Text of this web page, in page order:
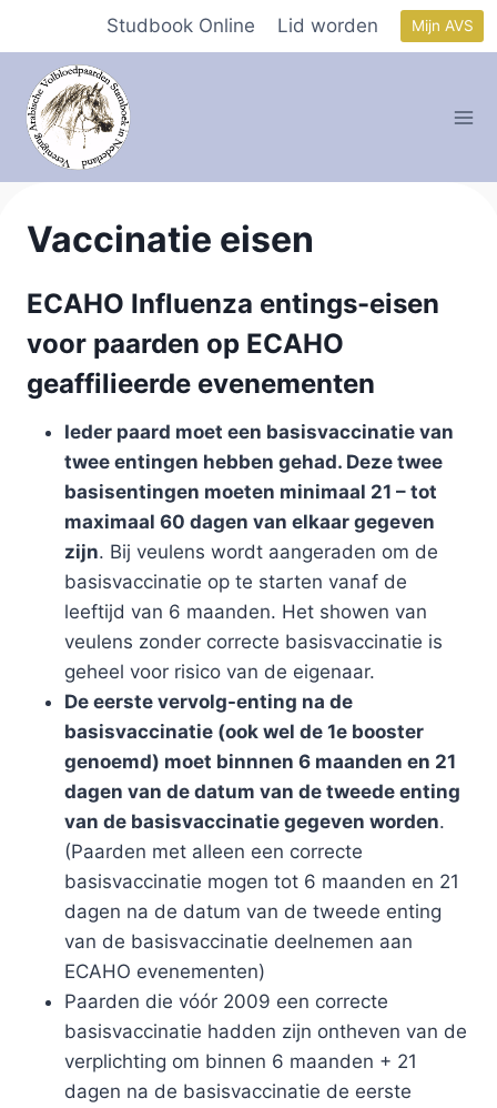
inhoud
Studbook Online Lid worden Mijn AVS
Vaccinatie eisen
ECAHO Influenza entings-eisen
voor paarden op ECAHO
geaffilieerde evenementen
Ieder paard moet een basisvaccinatie van
twee entingen hebben gehad. Deze twee
basisentingen moeten minimaal 21 – tot
maximaal 60 dagen van elkaar gegeven
zijn. Bij veulens wordt aangeraden om de
basisvaccinatie op te starten vanaf de
leeftijd van 6 maanden. Het showen van
veulens zonder correcte basisvaccinatie is
geheel voor risico van de eigenaar.
De eerste vervolg-enting na de
basisvaccinatie (ook wel de 1e booster
genoemd) moet binnnen 6 maanden en 21
dagen van de datum van de tweede enting
van de basisvaccinatie gegeven worden.
(Paarden met alleen een correcte
basisvaccinatie mogen tot 6 maanden en 21
dagen na de datum van de tweede enting
van de basisvaccinatie deelnemen aan
ECAHO evenementen)
Paarden die vóór 2009 een correcte
basisvaccinatie hadden zijn ontheven van de
verplichting om binnen 6 maanden + 21
dagen na de basisvaccinatie de eerste